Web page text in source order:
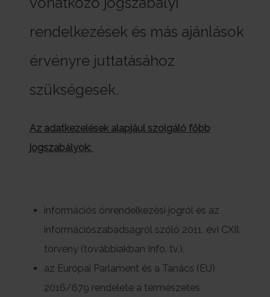
rendelkezések és más ajánlások
érvényre juttatásához
szükségesek.
Az adatkezelések alapjául szolgáló főbb
jogszabályok:
információs önrendelkezési jogról és az
információszabadságról szóló 2011. évi CXII.
törvény (továbbiakban Info. tv.),
az Európai Parlament és a Tanács (EU)
2016/679 rendelete a természetes